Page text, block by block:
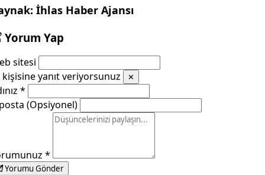
İhlas Haber Ajansı
Yorum Yap
sitesi
kişisine yanıt veriyorsunuz
✕
*
(Opsiyonel)
*
Yorumu Gönder